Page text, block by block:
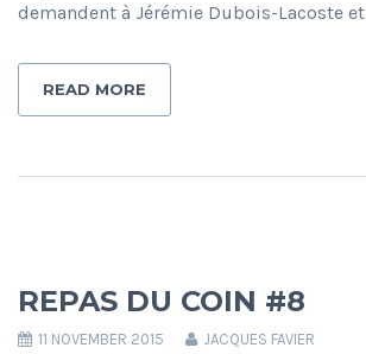
demandent à Jérémie Dubois-Lacoste et
READ MORE
REPAS DU COIN #8
11 NOVEMBER 2015
JACQUES FAVIER